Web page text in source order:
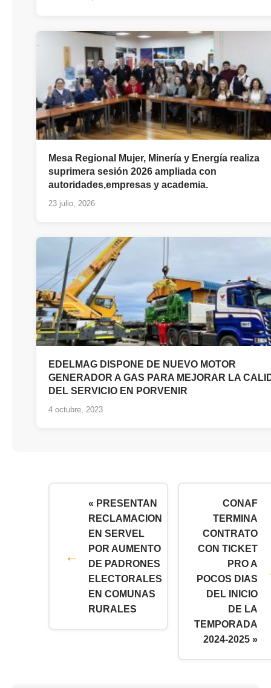
Mesa Regional Mujer, Minería y Energía realiza
suprimera sesión 2026 ampliada con
autoridades,empresas y academia.
23 julio, 2026
EDELMAG DISPONE DE NUEVO MOTOR
GENERADOR A GAS PARA MEJORAR LA
DEL SERVICIO EN PORVENIR
4 octubre, 2023
« PRESENTAN
RECLAMACION
EN SERVEL
POR AUMENTO
DE PADRONES
ELECTORALES
EN COMUNAS
RURALES
CONAF
TERMINA
CONTRATO
CON TICKET
PRO A
POCOS DIAS
DEL INICIO
DE LA
TEMPORADA
2024-2025 »